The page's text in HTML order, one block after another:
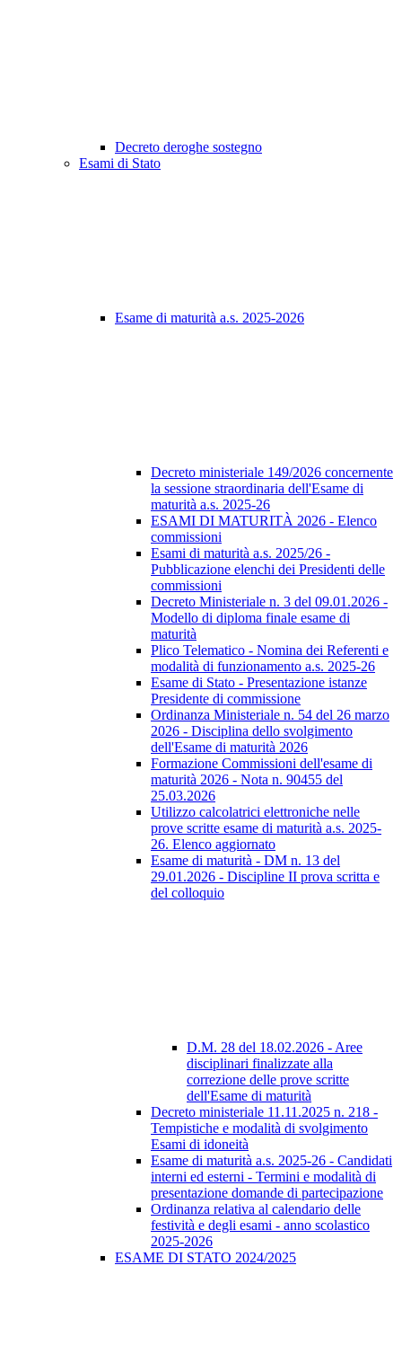
Decreto deroghe sostegno
Esami di Stato
Esame di maturità a.s. 2025-2026
Decreto ministeriale 149/2026 concernente
la sessione straordinaria dell'Esame di
maturità a.s. 2025-26
ESAMI DI MATURITÀ 2026 - Elenco
commissioni
Esami di maturità a.s. 2025/26 -
Pubblicazione elenchi dei Presidenti delle
commissioni
Decreto Ministeriale n. 3 del 09.01.2026 -
Modello di diploma finale esame di
maturità
Plico Telematico - Nomina dei Referenti e
modalità di funzionamento a.s. 2025-26
Esame di Stato - Presentazione istanze
Presidente di commissione
Ordinanza Ministeriale n. 54 del 26 marzo
2026 - Disciplina dello svolgimento
dell'Esame di maturità 2026
Formazione Commissioni dell'esame di
maturità 2026 - Nota n. 90455 del
25.03.2026
Utilizzo calcolatrici elettroniche nelle
prove scritte esame di maturità a.s. 2025-
26. Elenco aggiornato
Esame di maturità - DM n. 13 del
29.01.2026 - Discipline II prova scritta e
del colloquio
D.M. 28 del 18.02.2026 - Aree
disciplinari finalizzate alla
correzione delle prove scritte
dell'Esame di maturità
Decreto ministeriale 11.11.2025 n. 218 -
Tempistiche e modalità di svolgimento
Esami di idoneità
Esame di maturità a.s. 2025-26 - Candidati
interni ed esterni - Termini e modalità di
presentazione domande di partecipazione
Ordinanza relativa al calendario delle
festività e degli esami - anno scolastico
2025-2026
ESAME DI STATO 2024/2025